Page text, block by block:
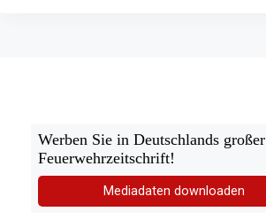
Werben Sie in Deutschlands großer
Feuerwehrzeitschrift!
Mediadaten downloaden